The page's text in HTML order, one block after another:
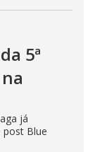
5ª
já
post Blue